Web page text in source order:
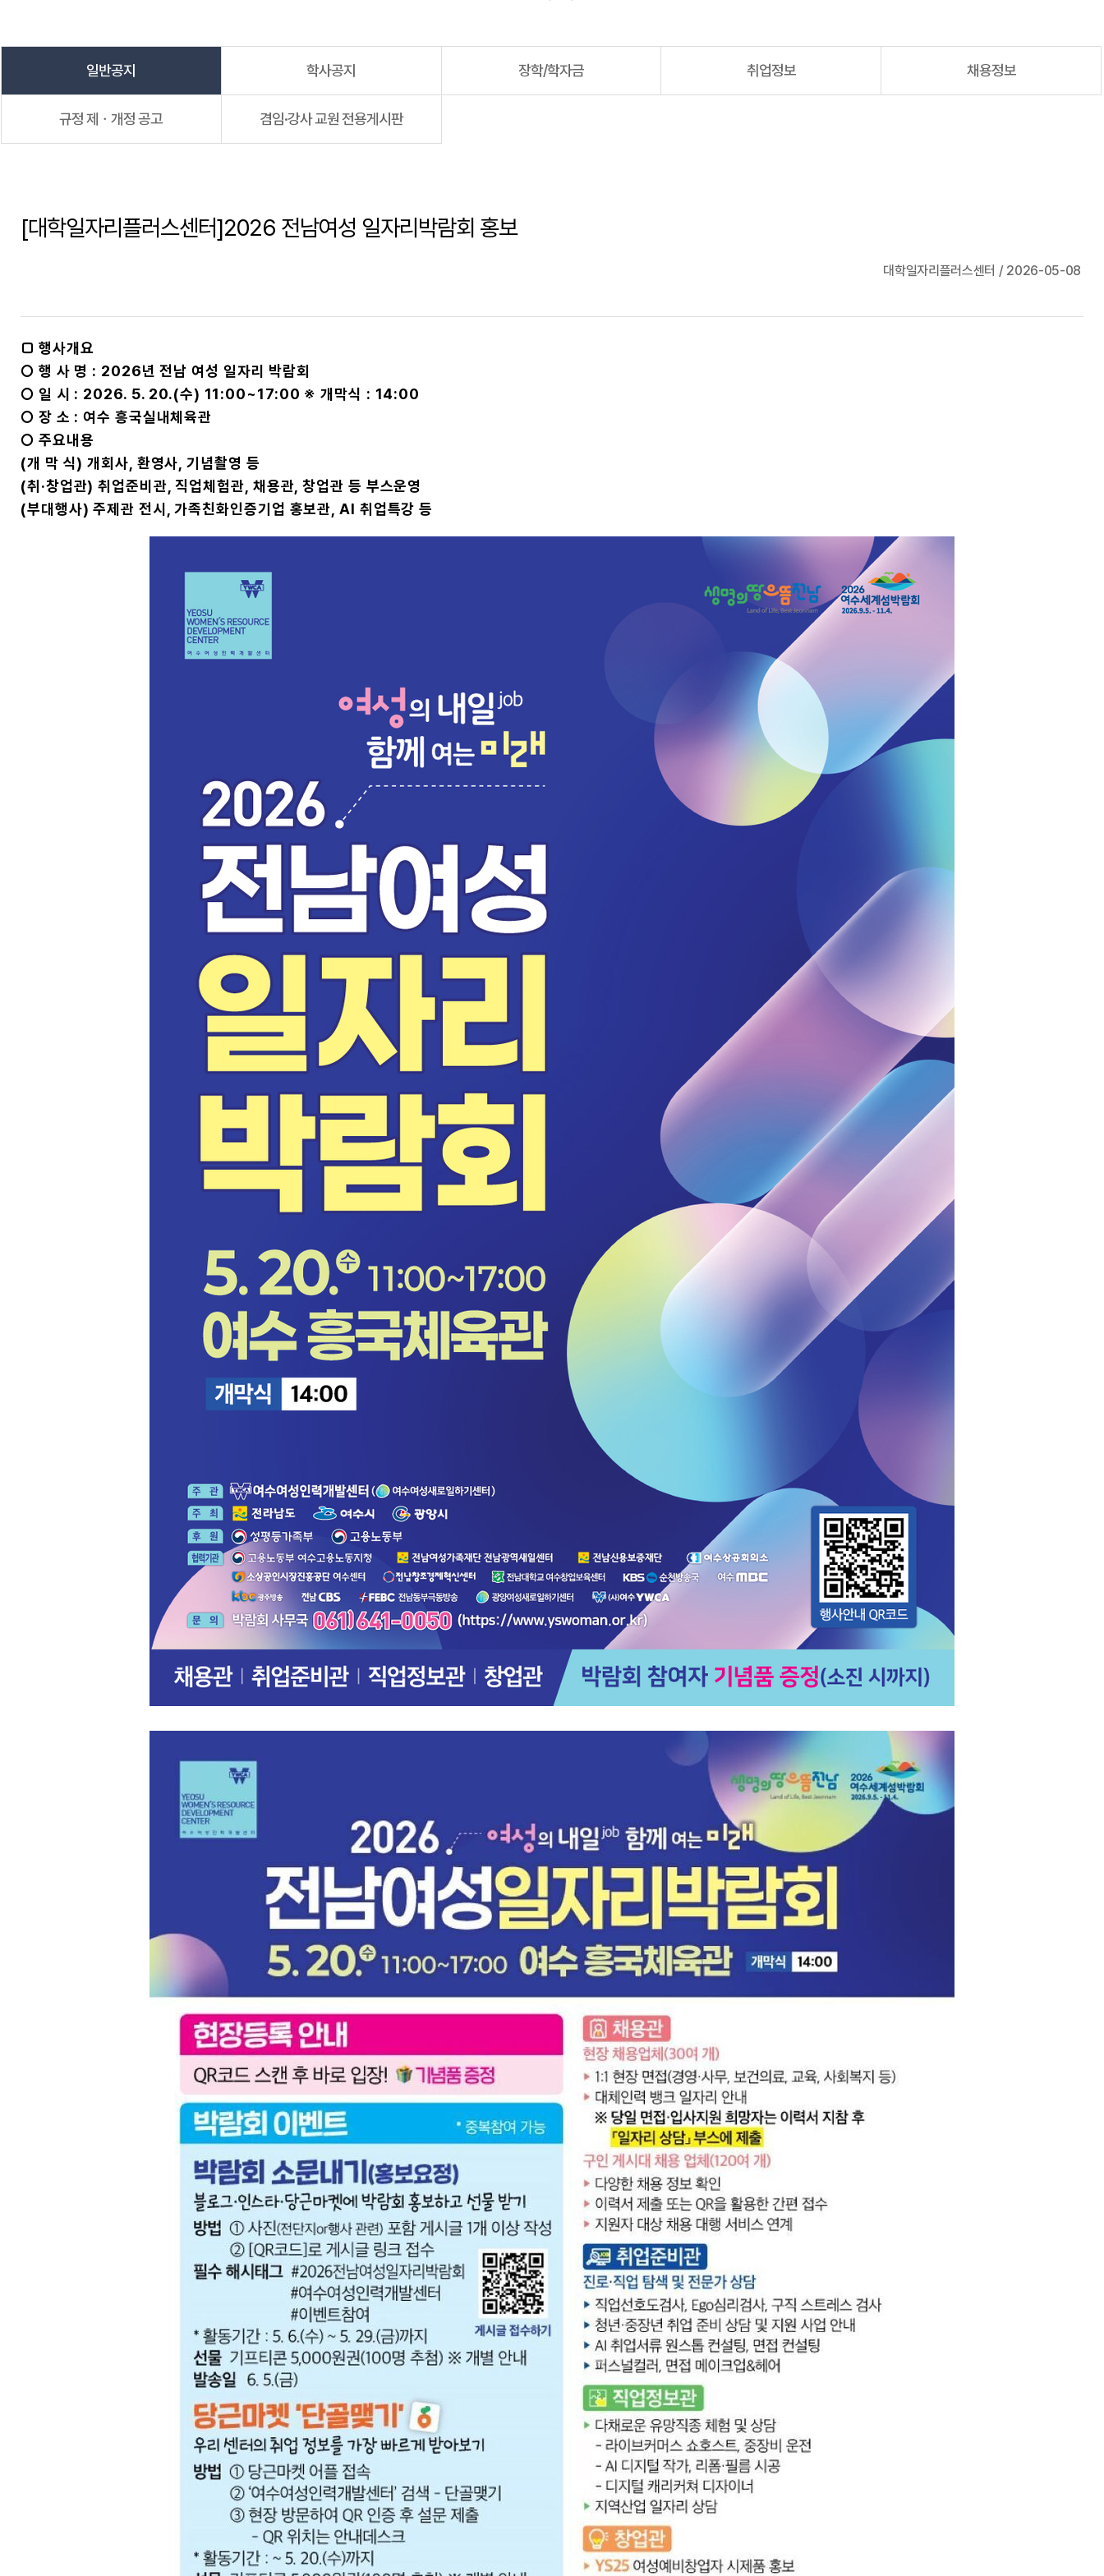
일반공지 학사공지 장학/학자금 취업정보 채용정보
규정 제ㆍ개정 공고 겸임·강사 교원 전용게시판
[대학일자리플러스센터]2026 전남여성 일자리박람회 홍보
대학일자리플러스센터 / 2026-05-08
□ 행사개요
○ 행 사 명 : 2026년 전남 여성 일자리 박람회
○ 일 시 : 2026. 5. 20.(수) 11:00~17:00 ※ 개막식 : 14:00
○ 장 소 : 여수 흥국실내체육관
○ 주요내용
(개 막 식) 개회사, 환영사, 기념촬영 등
(취·창업관) 취업준비관, 직업체험관, 채용관, 창업관 등 부스운영
(부대행사) 주제관 전시, 가족친화인증기업 홍보관, AI 취업특강 등